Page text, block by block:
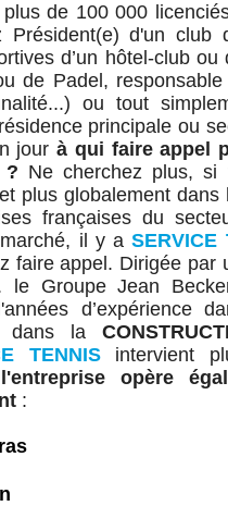
de 100 000
Président(e) d'un
d’un hôtel-club
de Padel,
ou tout
principale ou
jourà qui faire appel
? Ne cherchez plus,si
et plus globalement dans
françaises du
marché, il y aSERVICE
faire appel. Dirigée par
le Groupe Jean
d’expérience
dans la
TENNIS intervient
l'entreprise opère
: